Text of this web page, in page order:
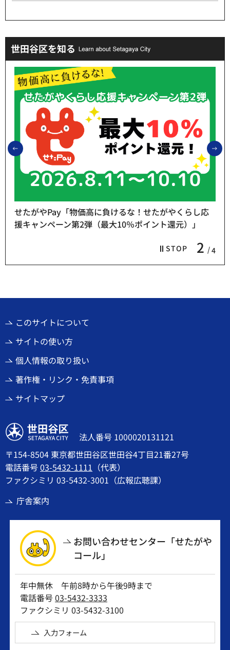
世田谷区を知る
前のスライドを表示
STOP 3 4
たがやくらし応
ント還元）」
熱中症予防「お休み処」をご利用
このサイトについて
サイトの使い方
個人情報の取り扱い
著作権・リンク・免責事項
サイトマップ
世田谷区
法人番号 1000020131121
〒154-8504 東京都世田谷区世田谷4丁目21番27号
電話番号03-5432-1111 （代表）
ファクシミリ 03-5432-3001（広報広聴課）
庁舎案内
お問い合わせセンター「せたがや
コール」
年中無休 午前8時から午後9時まで
電話番号03-5432-3333
ファクシミリ 03-5432-3100
入力フォーム